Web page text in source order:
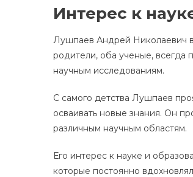
Интерес к
Лушпаев Андрей Николаевич
родители, оба ученые, всегда
научным исследованиям.
С самого детства Лушпаев
осваивать новые знания. Он
различным научным областям.
Его интерес к науке и
которые постоянно